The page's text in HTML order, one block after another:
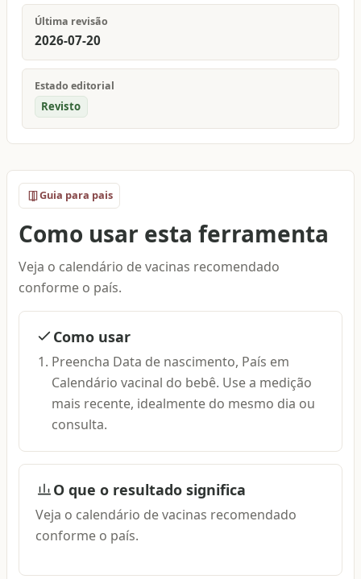
Última revisão
2026-07-20
Estado editorial
Revisto
Guia para pais
Como usar esta ferramenta
Veja o calendário de vacinas recomendado
conforme o país.
Como usar
Preencha Data de nascimento, País em
Calendário vacinal do bebê. Use a medição
mais recente, idealmente do mesmo dia ou
consulta.
O que o resultado significa
Veja o calendário de vacinas recomendado
conforme o país.